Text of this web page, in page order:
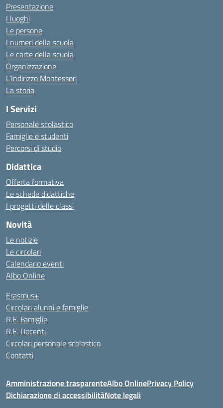
Presentazione
I luoghi
Le persone
I numeri della scuola
Le carte della scuola
Organizzazione
L’Indirizzo Montessori
La storia
I Servizi
Personale scolastico
Famiglie e studenti
Percorsi di studio
Didattica
Offerta formativa
Le schede didattiche
I progetti delle classi
Novità
Le notizie
Le circolari
Calendario eventi
Albo Online
Erasmus+
Circolari alunni e famiglie
R.E. Famiglie
R.E. Docenti
Circolari personale scolastico
Contatti
Amministrazione trasparenteAlbo OnlinePrivacy Policy
Dichiarazione di accessibilitàNote legali